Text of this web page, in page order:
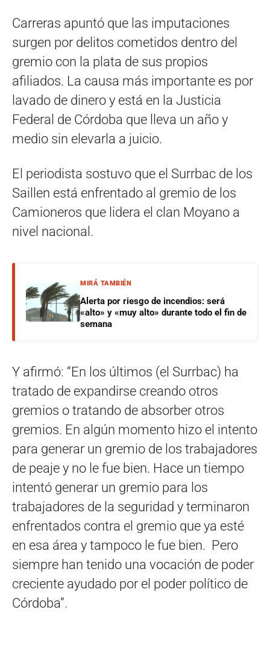
Carreras apuntó que las imputaciones
surgen por delitos cometidos dentro del
gremio con la plata de sus propios
afiliados. La causa más importante es por
lavado de dinero y está en la Justicia
Federal de Córdoba que lleva un año y
medio sin elevarla a juicio.
El periodista sostuvo que el Surrbac de los
Saillen está enfrentado al gremio de los
Camioneros que lidera el clan Moyano a
nivel nacional.
MIRÁ TAMBIÉN
Alerta por riesgo de incendios: será
«alto» y «muy alto» durante todo el fin de
semana
Y afirmó: “En los últimos (el Surrbac) ha
tratado de expandirse creando otros
gremios o tratando de absorber otros
gremios. En algún momento hizo el intento
para generar un gremio de los trabajadores
de peaje y no le fue bien. Hace un tiempo
intentó generar un gremio para los
trabajadores de la seguridad y terminaron
enfrentados contra el gremio que ya esté
en esa área y tampoco le fue bien. Pero
siempre han tenido una vocación de poder
creciente ayudado por el poder político de
Córdoba”.